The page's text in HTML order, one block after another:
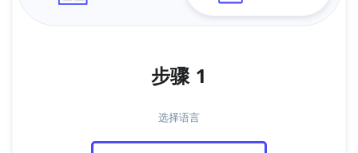
步骤 1
选择语言